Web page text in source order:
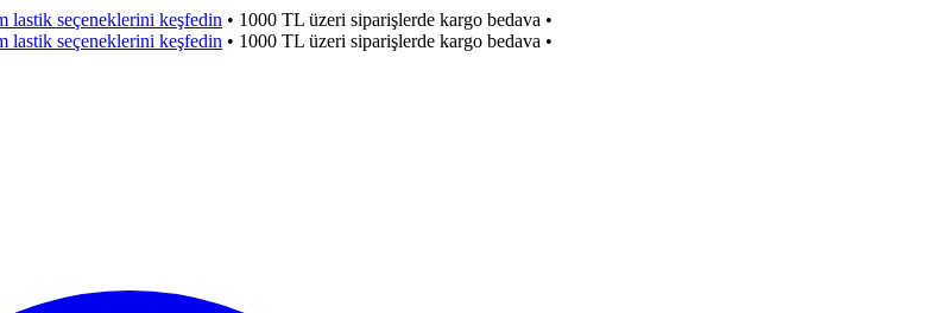
lastik seçeneklerini keşfedin • 1000 TL üzeri siparişlerde kargo bedava •
lastik seçeneklerini keşfedin • 1000 TL üzeri siparişlerde kargo bedava •